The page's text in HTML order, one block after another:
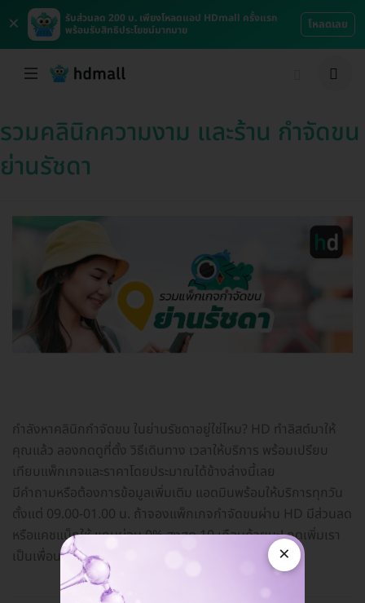
×
รับส่วนลด 200 บ. เพียงโหลดแอป HDmall ครั้งแรก
พร้อมรับสิทธิประโยชน์มากมาย
โหลดเลย
รวมคลินิกความงาม และร้าน กำจัดขน
ย่านรัชดา
กำลังหาคลินิกกำจัดขน ในย่านรัชดาอยู่ใช่ไหม? HD ทำลิสต์มาให้
คุณแล้ว ลองกดดูที่ตั้ง วิธีเดินทาง เวลาให้บริการ พร้อมเปรียบ
เทียบแพ็กเกจและราคาโดยประมาณได้ข้างล่างนี้เลย
มีคำถามหรือต้องการข้อมูลเพิ่มเติม แอดมินพร้อมให้บริการทุกวัน
ตั้งแต่ 09.00-01.00 น. ถ้าจองแพ็กเกจกำจัดขนผ่าน HD มีส่วนลด
หรือแคชแบ็กให้ แถมผ่อน 0% สูงสุด 10 เดือนด้วยนะ! กดเพิ่มเรา
เป็นเพื่อนทางไลน์
×